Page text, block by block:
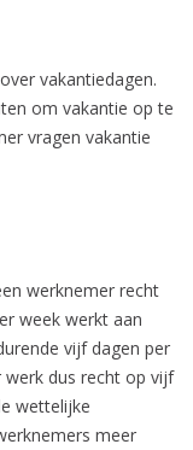
vakantiedagen.
om vakantie op te
vragen vakantie
werknemer recht
week werkt aan
vijf dagen per
dus recht op vijf
wettelijke
meer